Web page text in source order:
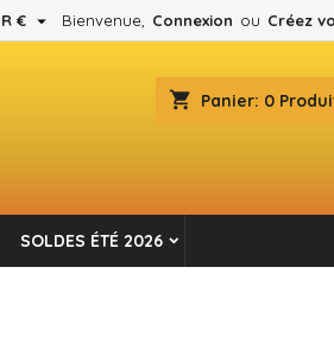
Bienvenue, Connexion ou Créez
€ 
shopping_cart Panier: 0
SOLDES ÉTÉ 2026